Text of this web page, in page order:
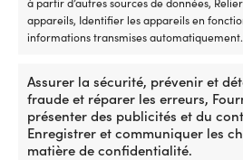
appareils, Identifier les appareils en
informations transmises automatiquement.
Assurer la sécurité, prévenir et
fraude et réparer les erreurs,
présenter des publicités et du
Enregistrer et communiquer les
matière de confidentialité.
bateaux <20 mètres
109,99€
TVA incl.
1 EN STOCK (PEUT ÊTRE
TVA